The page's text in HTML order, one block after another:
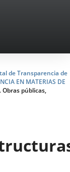
de Transparencia de
EN MATERIAS DE
Obras públicas,